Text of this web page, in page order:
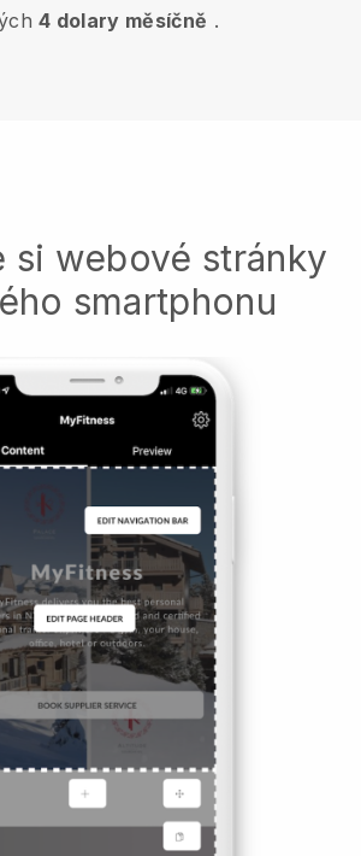
4 dolary měsíčně .
si webové stránky
smartphonu